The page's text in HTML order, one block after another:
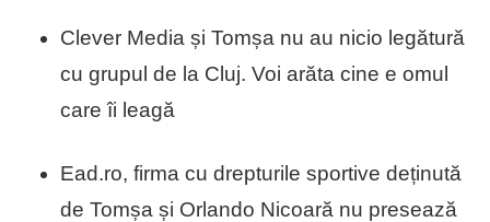
Clever Media și Tomșa nu au nicio legătură
cu grupul de la Cluj. Voi arăta cine e omul
care îi leagă
Ead.ro, firma cu drepturile sportive deținută
de Tomșa și Orlando Nicoară nu presează